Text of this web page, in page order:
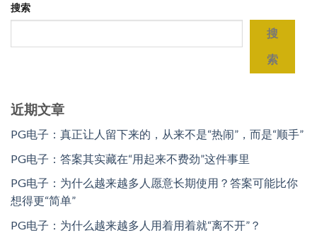
搜索
搜
索
近期文章
PG电子：真正让人留下来的，从来不是“热闹”，而是“顺手”
PG电子：答案其实藏在“用起来不费劲”这件事里
PG电子：为什么越来越多人愿意长期使用？答案可能比你
想得更“简单”
PG电子：为什么越来越多人用着用着就“离不开”？